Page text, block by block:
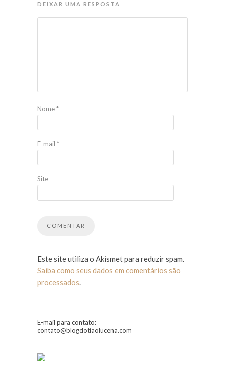
DEIXAR UMA RESPOSTA
Nome*
E-mail *
Site
Este site utiliza o Akismet para reduzir spam.
Saiba como seus dados em comentários são
processados.
E-mail para contato:
contato@blogdotiaolucena.com